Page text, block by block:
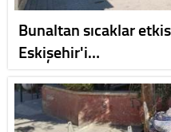
Bunaltan sıcaklar
Eskişehir'i…